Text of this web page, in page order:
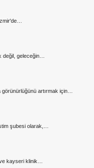
değil, geleceğin…
artırmak için…
şubesi olarak,…
kayseri klinik…